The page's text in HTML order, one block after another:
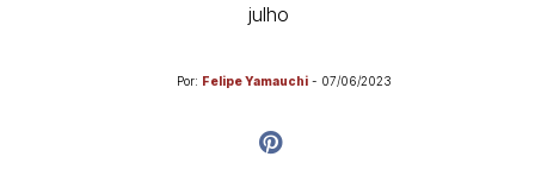
julho
Por: Felipe Yamauchi - 07/06/2023